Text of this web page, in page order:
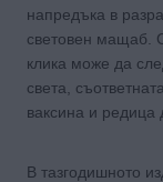
напредъка в
световен мащаб.
клика може да
света,
ваксина и редица
В тазгодишното